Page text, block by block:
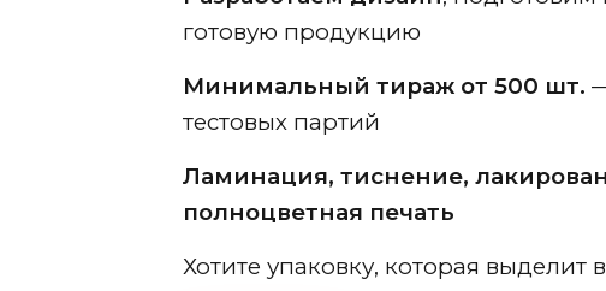
готовую продукцию
Минимальный тираж от 500 шт.
тестовых партий
Ламинация, тиснение,
полноцветная печать
Хотите упаковку, которая выделит